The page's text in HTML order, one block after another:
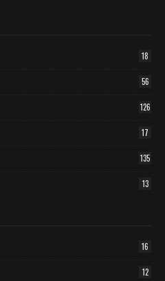
18
56
126
17
135
13
16
12